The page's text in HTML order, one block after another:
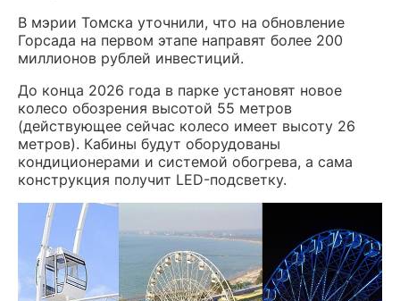
В мэрии Томска уточнили, что на обновление
Горсада на первом этапе направят более 200
миллионов рублей инвестиций.
До конца 2026 года в парке установят новое
колесо обозрения высотой 55 метров
(действующее сейчас колесо имеет высоту 26
метров). Кабины будут оборудованы
кондиционерами и системой обогрева, а сама
конструкция получит LED-подсветку.